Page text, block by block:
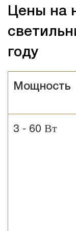
Цены на
году
Мощность
3 - 60 Вт